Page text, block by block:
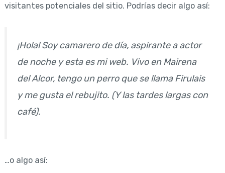
visitantes potenciales del sitio. Podrías decir algo así:
¡Hola! Soy camarero de día, aspirante a actor
de noche y esta es mi web. Vivo en Mairena
del Alcor, tengo un perro que se llama Firulais
y me gusta el rebujito. (Y las tardes largas con
café).
…o algo así: